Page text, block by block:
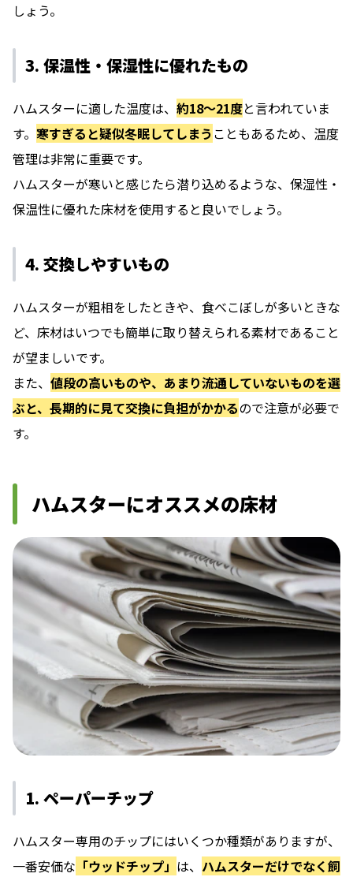
しょう。
3. 保温性・保湿性に優れたもの
ハムスターに適した温度は、 約18〜21度と言われていま
す。 寒すぎると疑似冬眠してしまうこともあるため、温度
管理は非常に重要です。
ハムスターが寒いと感じたら潜り込めるような、保湿性・
保温性に優れた床材を使用すると良いでしょう。
4. 交換しやすいもの
ハムスターが粗相をしたときや、食べこぼしが多いときな
ど、床材はいつでも簡単に取り替えられる素材であること
が望ましいです。
また、 値段の高いものや、あまり流通していないものを選
ぶと、長期的に見て交換に負担がかかるので注意が必要で
す。
ハムスターにオススメの床材
1. ペーパーチップ
ハムスター専用のチップにはいくつか種類がありますが、
一番安価な 「ウッドチップ」 は、 ハムスターだけでなく飼